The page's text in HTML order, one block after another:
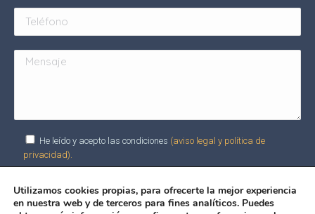
He leído y acepto las condiciones (aviso legal y política de
privacidad).
Alternative:
Utilizamos cookies propias, para ofrecerte la mejor experiencia
en nuestra web y de terceros para fines analíticos. Puedes